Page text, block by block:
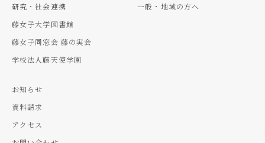
研究・社会連携
藤女子大学図書館
藤女子同窓会 藤の実会
学校法人藤天使学園
一般・地域の方へ
お知らせ
資料請求
アクセス